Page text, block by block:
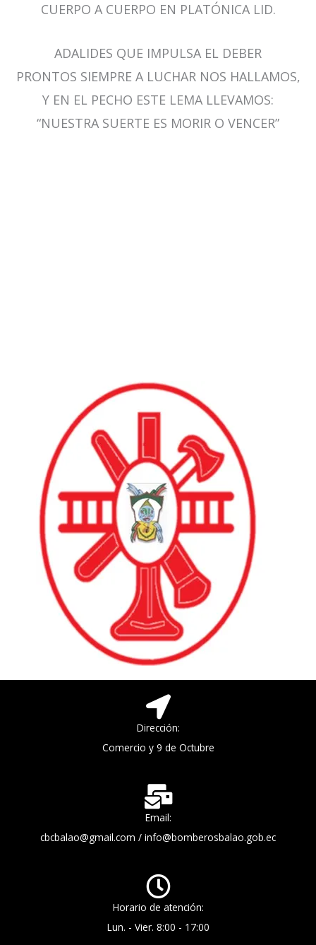
CUERPO A CUERPO EN PLATÓNICA LID.
ADALIDES QUE IMPULSA EL DEBER
PRONTOS SIEMPRE A LUCHAR NOS HALLAMOS,
Y EN EL PECHO ESTE LEMA LLEVAMOS:
“NUESTRA SUERTE ES MORIR O VENCER”
Dirección:
Comercio y 9 de Octubre
Email:
cbcbalao@gmail.com / info@bomberosbalao.gob.ec
Horario de atención:
Lun. - Vier. 8:00 - 17:00